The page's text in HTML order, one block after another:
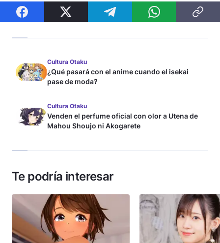
Cultura Otaku
¿Qué pasará con el anime cuando el isekai
pase de moda?
Cultura Otaku
Venden el perfume oficial con olor a Utena de
Mahou Shoujo ni Akogarete
Te podría interesar